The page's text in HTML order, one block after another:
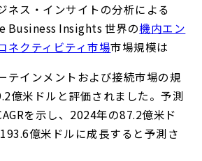
ネス・インサイトの分析による
Business Insights 世界の機内エン
ネクティビティ市場市場規模は
テインメントおよび接続市場の規
億米ドルと評価されました。予測
を示し、2024年の87.2億米ド
億米ドルに成長すると予測さ